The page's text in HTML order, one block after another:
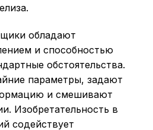
обладают
и способностью
обстоятельства.
параметры, задают
и смешивают
Изобретательность в
содействует